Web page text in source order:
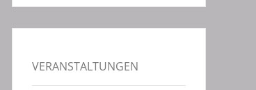
VERANSTALTUNGEN